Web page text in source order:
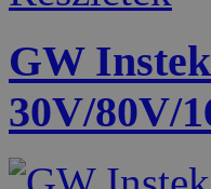
GW
30V/80V/